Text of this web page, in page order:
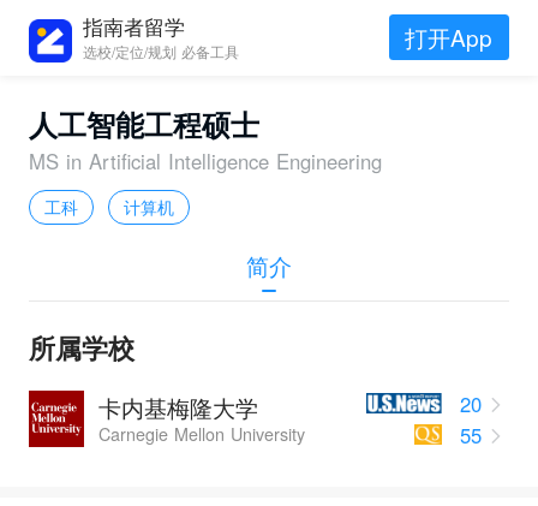
指南者留学
选校/定位/规划 必备工具 打开App
人工智能工程硕士
MS in Artificial Intelligence Engineering
工科 计算机
简介
所属学校
卡内基梅隆大学
Carnegie Mellon University
20
55